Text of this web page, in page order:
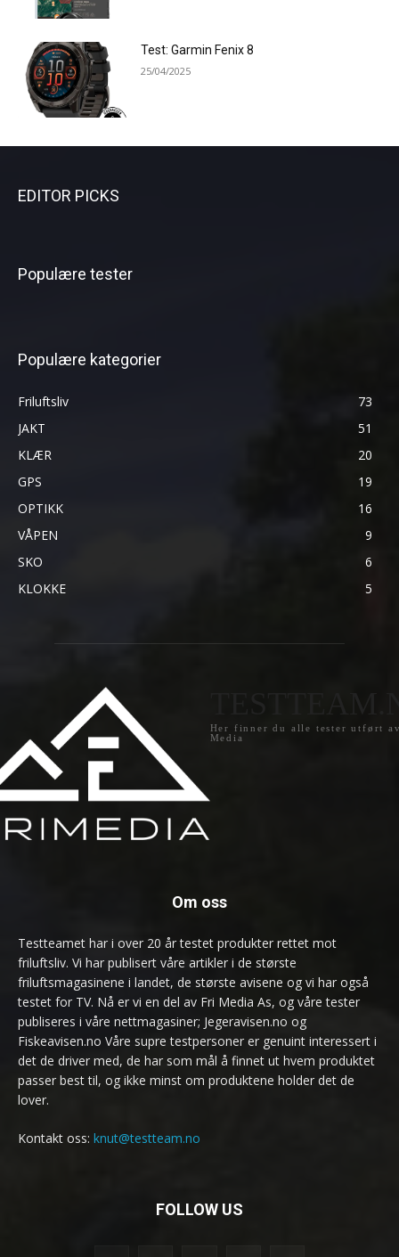
Test: Garmin Fenix 8
25/04/2025
EDITOR PICKS
Populære tester
Populære kategorier
Friluftsliv
73
JAKT
51
KLÆR
20
GPS
19
OPTIKK
16
VÅPEN
9
SKO
6
KLOKKE
5
Her finner du alle tester utført
Media
Om oss
Testteamet har i over 20 år testet produkter rettet mot
friluftsliv. Vi har publisert våre artikler i de største
friluftsmagasinene i landet, de største avisene og vi har også
testet for TV. Nå er vi en del av Fri Media As, og våre tester
publiseres i våre nettmagasiner; Jegeravisen.no og
Fiskeavisen.no Våre supre testpersoner er genuint interessert i
det de driver med, de har som mål å finnet ut hvem produktet
passer best til, og ikke minst om produktene holder det de
lover.
Kontakt oss: knut@testteam.no
FOLLOW US